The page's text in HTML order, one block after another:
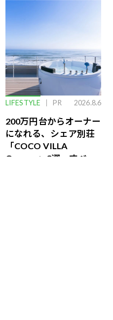
LIFESTYLE PR 2026.8.6
200万円台からオーナー
になれる、シェア別荘
「COCO VILLA
Owners」3選。すべて